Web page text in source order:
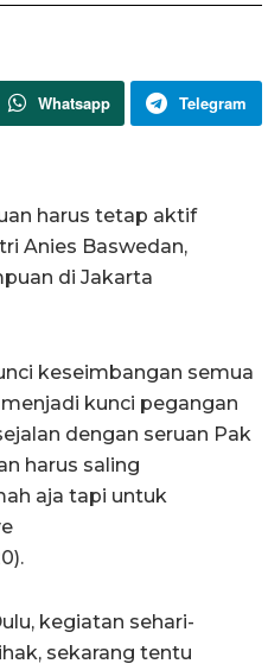
Whatsapp Telegram
harus tetap aktif
Anies Baswedan,
di Jakarta
keseimbangan semua
kunci pegangan
dengan seruan Pak
harus saling
aja tapi untuk
kegiatan sehari-
sekarang tentu